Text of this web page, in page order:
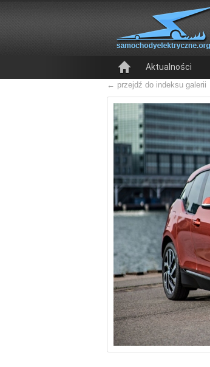
Aktualności
← przejdź do indeksu galerii